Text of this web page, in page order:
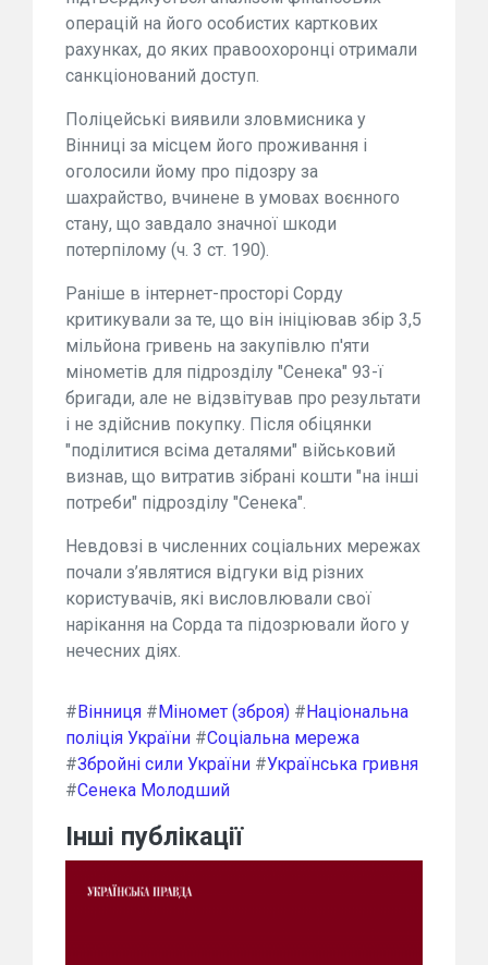
операцій на його особистих карткових
рахунках, до яких правоохоронці отримали
санкціонований доступ.
Поліцейські виявили зловмисника у
Вінниці за місцем його проживання і
оголосили йому про підозру за
шахрайство, вчинене в умовах воєнного
стану, що завдало значної шкоди
потерпілому (ч. 3 ст. 190).
Раніше в інтернет-просторі Сорду
критикували за те, що він ініціював збір 3,5
мільйона гривень на закупівлю п'яти
мінометів для підрозділу "Сенека" 93-ї
бригади, але не відзвітував про результати
і не здійснив покупку. Після обіцянки
"поділитися всіма деталями" військовий
визнав, що витратив зібрані кошти "на інші
потреби" підрозділу "Сенека".
Невдовзі в численних соціальних мережах
почали з’являтися відгуки від різних
користувачів, які висловлювали свої
нарікання на Сорда та підозрювали його у
нечесних діях.
# Вінниця # Міномет (зброя) # Національна
поліція України #Соціальна мережа
#Збройні сили України #Українська гривня
#Сенека Молодший
Інші публікації